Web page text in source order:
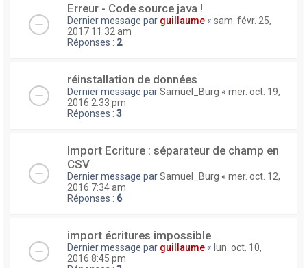
Erreur - Code source java !
Dernier message par guillaume « sam. févr. 25,
2017 11:32 am
Réponses : 2
réinstallation de données
Dernier message parSamuel_Burg « mer. oct. 19,
2016 2:33 pm
Réponses : 3
Import Ecriture : séparateur de champ en
CSV
Dernier message parSamuel_Burg « mer. oct. 12,
2016 7:34 am
Réponses : 6
import écritures impossible
Dernier message par guillaume « lun. oct. 10,
2016 8:45 pm